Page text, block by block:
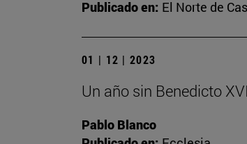
Publicado en: El Norte de
01 | 12 | 2023
Un año sin Benedicto XVI
Pablo Blanco